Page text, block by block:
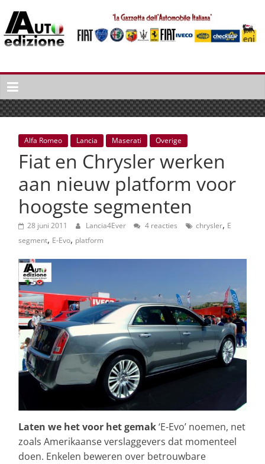
naar
inhoud
Auto
Edizione
La
Gazetta
dell'Automobile
Italiana
autonieuws
lifestyle
Alfa Romeo Lancia Maserati Overige
Fiat en Chrysler werken
aan nieuw platform voor
hoogste segmenten
28 juni 2011 Lancia4Ever 4 reacties chrysler, E
segment, E-Evo, platform
Laten we het voor het gemak‘E-Evo’ noemen, net
zoals Amerikaanse verslaggevers dat momenteel
doen. Enkelen beweren over betrouwbare